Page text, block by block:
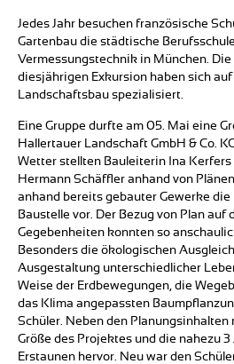
Jedes Jahr besuchen französische
Gartenbau die städtische
Vermessungstechnik in München.
diesjährigen Exkursion haben sich
Landschaftsbau spezialisiert.
Eine Gruppe durfte am 05. Mai eine
Hallertauer Landschaft GmbH & Co.
Wetter stellten Bauleiterin Ina
Hermann Schäffler anhand von
anhand bereits gebauter Gewerke
Baustelle vor. Der Bezug von Plan auf
Gegebenheiten konnten so
Besonders die ökologischen
Ausgestaltung unterschiedlicher
Weise der Erdbewegungen, die
das Klima angepassten
Schüler. Neben den
Größe des Projektes und die nahezu
Erstaunen hervor. Neu war den